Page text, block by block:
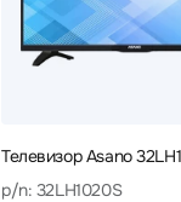
Телевизор Asano
p/n: 32LH1020S